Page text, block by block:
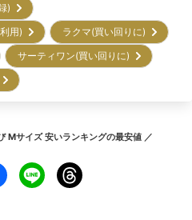
録)
利用)
ラクマ(買い回りに)
サーティワン(買い回りに)
Mサイズ 安いランキングの最安値 ／